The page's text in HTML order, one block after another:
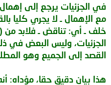
في الجزئيات يرجع إلى
مع الإهمال ـ لا يجري كليا
خلف ـ أي: تناقض ـ فلابد
الجزئيات، وليس البعض في
القصد إلى الجميع وهو
هذا بيان دقيق حقا، مؤداه: